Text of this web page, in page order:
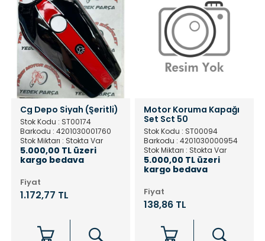
Cg Depo Siyah (Şeritli)
Stok Kodu : ST00174
Barkodu : 4201030001760
Stok Miktarı : Stokta Var
5.000,00 TL üzeri
kargo bedava
Fiyat
1.172,77 TL
Motor Koruma Kapağı
Set Sct 50
Stok Kodu : ST00094
Barkodu : 4201030000954
Stok Miktarı : Stokta Var
5.000,00 TL üzeri
kargo bedava
Fiyat
138,86 TL